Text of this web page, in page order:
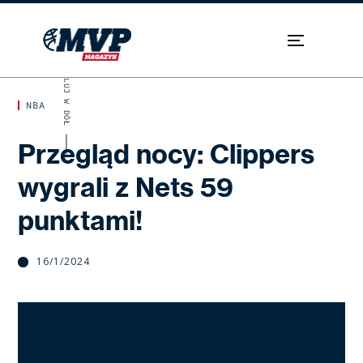
NBA
Przegląd nocy: Clippers
wygrali z Nets 59
punktami!
16/1/2024
SKROLUJ W DÓŁ